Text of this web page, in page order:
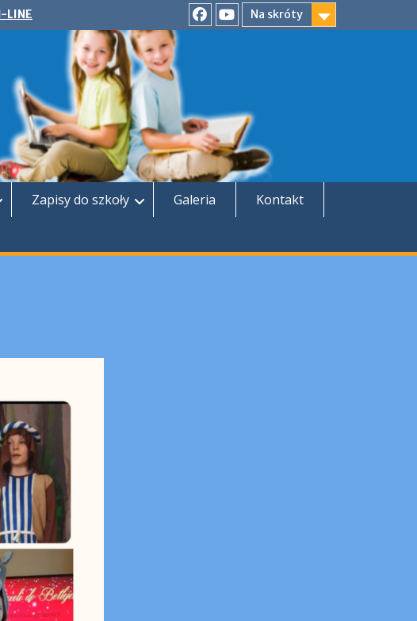
LINE
Na skróty
FacebookYouTube
Zapisy do szkoły Galeria
Kontakt